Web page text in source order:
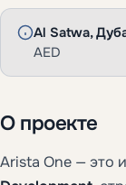
Al Satwa,
AED
О проекте
Arista One — это